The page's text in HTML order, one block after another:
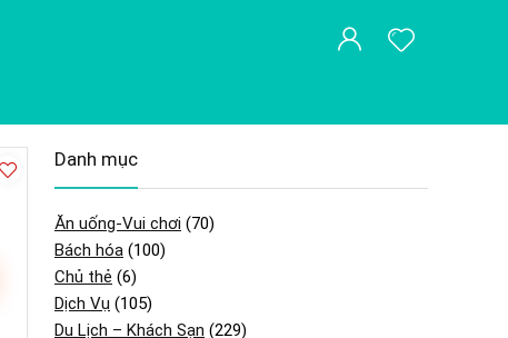
Danh mục
Ăn uống-Vui chơi (70)
Bách hóa (100)
Chủ thẻ (6)
Dịch Vụ (105)
Du Lịch – Khách Sạn (229)